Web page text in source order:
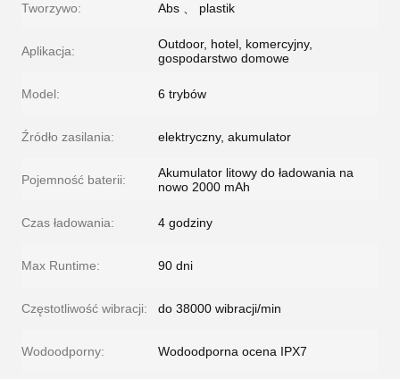
Tworzywo: Abs 、 plastik
Aplikacja:
Outdoor, hotel, komercyjny,
gospodarstwo domowe
Model: 6 trybów
Źródło zasilania: elektryczny, akumulator
Pojemność baterii:
Akumulator litowy do ładowania na
nowo 2000 mAh
Czas ładowania: 4 godziny
Max Runtime: 90 dni
Częstotliwość wibracji: do 38000 wibracji/min
Wodoodporny: Wodoodporna ocena IPX7